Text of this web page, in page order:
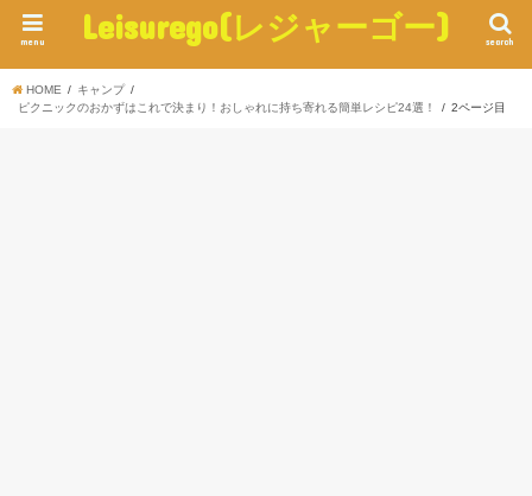
Leisurego(レジャーゴー) search
menu
HOME
キャンプ
ピクニックのおかずはこれで決まり！おしゃれに持ち寄れる簡単レシピ24選！
2ページ目